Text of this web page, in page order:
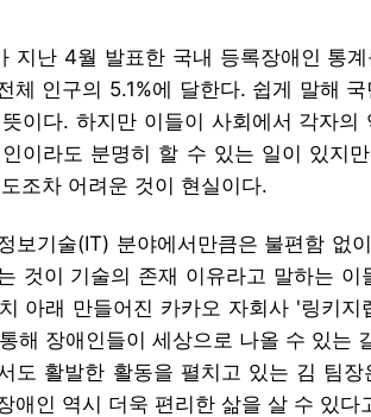
지난 4월 발표한 국내 등록장애인 통
체 인구의 5.1%에 달한다. 쉽게 말해
이다. 하지만 이들이 사회에서 각자의
이라도 분명히 할 수 있는 일이 있지
조차 어려운 것이 현실이다.
보기술(IT) 분야에서만큼은 불편함 없
것이 기술의 존재 이유라고 말하는
아래 만들어진 카카오 자회사 '링키
해 장애인들이 세상으로 나올 수 있는
도 활발한 활동을 펼치고 있는 김 팀
애인 역시 더욱 편리한 삶을 살 수 있다